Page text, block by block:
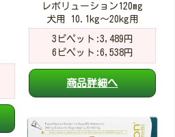
レボリューション120mg
犬用 10.1kg～20kg用
3ピペット:3,489円
6ピペット:6,538円
商品詳細へ